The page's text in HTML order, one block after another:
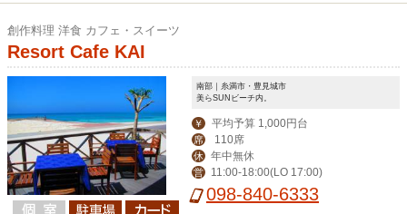
創作料理 洋食 カフェ・スイーツ
Resort Cafe KAI
南部｜糸満市・豊見城市
美らSUNビーチ内。
￥ 平均予算 1,000円台
席 110席
休 年中無休
営 11:00-18:00(LO 17:00)
098-840-6333